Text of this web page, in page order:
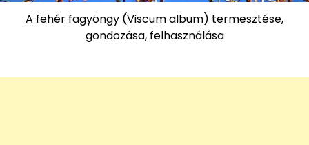
A fehér fagyöngy (Viscum album) termesztése,
gondozása, felhasználása